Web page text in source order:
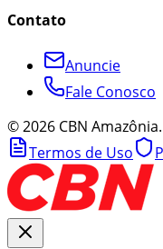
Contato
Anuncie
Fale Conosco
©2026 CBN
Termos de Uso